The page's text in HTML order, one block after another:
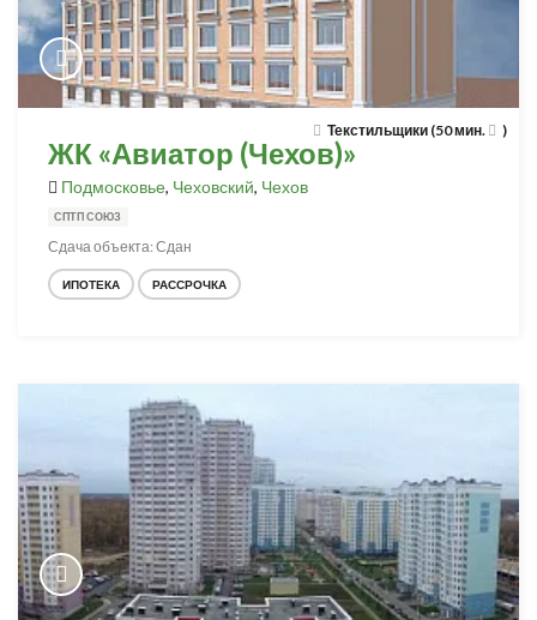
Текстильщики (50 мин. )
ЖК «Авиатор (Чехов)»
Подмосковье, Чеховский, Чехов
СПТП СОЮЗ
Сдача объекта: Сдан
ИПОТЕКА РАССРОЧКА